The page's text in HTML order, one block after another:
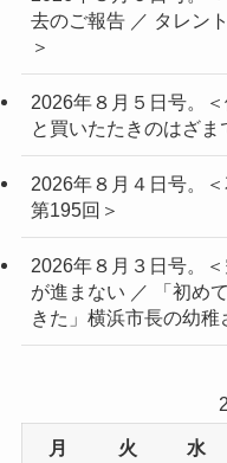
去のご報告 ／ タレン
＞
2026年８月５日号。
と買いたたきのはざま
2026年８月４日号。
第195回＞
2026年８月３日号。
が進まない ／ 「初め
きた」横浜市長の幼稚
月 火 水